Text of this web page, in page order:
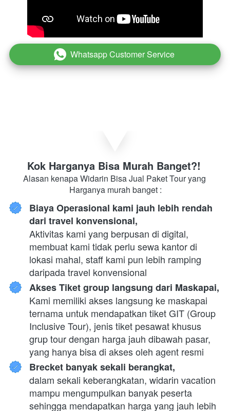
` Whatsapp Customer Service
Kok Harganya Bisa Murah Banget?!
Alasan kenapa Widarin Bisa Jual Paket Tour yang
Harganya murah banget :
Biaya Operasional kami jauh lebih rendah
dari travel konvensional,
Aktivitas kami yang berpusan di digital,
membuat kami tidak perlu sewa kantor di
lokasi mahal, staff kami pun lebih ramping
daripada travel konvensional
Akses Tiket group langsung dari Maskapai,
Kami memiliki akses langsung ke maskapai
ternama untuk mendapatkan tiket GIT (Group
Inclusive Tour), jenis tiket pesawat khusus
grup tour dengan harga jauh dibawah pasar,
yang hanya bisa di akses oleh agent resmi
Brecket banyak sekali berangkat,
dalam sekali keberangkatan, widarin vacation
mampu mengumpulkan banyak peserta
sehingga mendapatkan harga yang jauh lebih